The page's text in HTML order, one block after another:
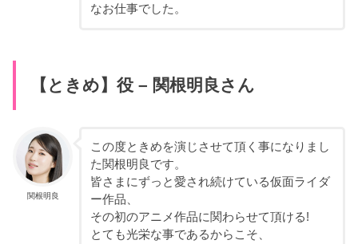
なお仕事でした。
【ときめ】役 – 関根明良さん
関根明良
この度ときめを演じさせて頂く事になりまし
た関根明良です。
皆さまにずっと愛され続けている仮面ライダ
ー作品、
その初のアニメ作品に関わらせて頂ける!
とても光栄な事であるからこそ、